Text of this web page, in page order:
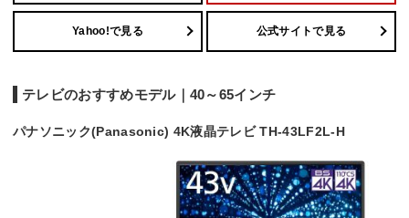
Yahoo!で見る 公式サイトで見る
テレビのおすすめモデル｜40～65インチ
パナソニック(Panasonic) 4K液晶テレビ TH-43LF2L-H